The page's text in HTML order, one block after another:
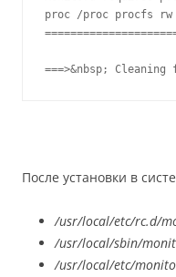
proc /proc procfs rw
===>&nbsp;
После установки в
/usr/local/etc/rc.d/
/usr/local/sbin/
/usr/local/etc/